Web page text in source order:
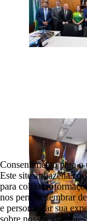
Consentimento para o
Este site armazena
para coletar
nos permite lembrar
e personalizar sua
sobre nossos